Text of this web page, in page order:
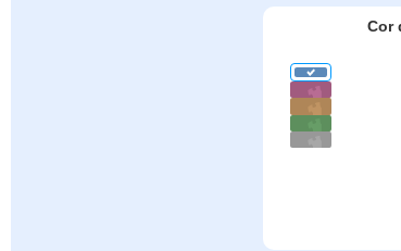
Cor